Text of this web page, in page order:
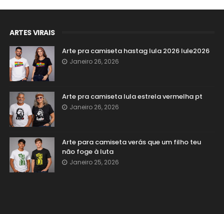
ARTES VIRAIS
Arte pra camiseta hastag lula 2026 lule2026
Janeiro 26, 2026
Arte pra camiseta lula estrela vermelha pt
Janeiro 26, 2026
Arte para camiseta verás que um filho teu
não foge à luta
Janeiro 25, 2026